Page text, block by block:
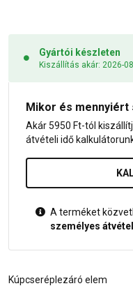
Gyártói készleten
Kiszállítás akár: 2026-
Mikor és mennyiért
Akár 5950 Ft-tól
átvételi idő
A terméket
személyes
Kúpcseréplezáró elem